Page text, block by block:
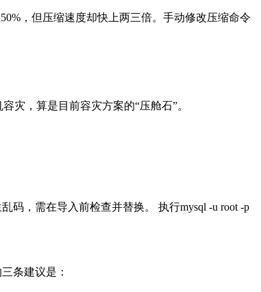
50% ，但压缩速度却快上两三倍。手动修改压缩命令
灾，算是目前容灾方案的“压舱石”。
码，需在导入前检查并替换。 执行mysql -u root -p
条建议是：